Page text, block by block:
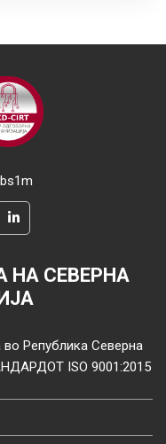
НА СЕВЕРНА
Република Северна
ISO 9001:2015